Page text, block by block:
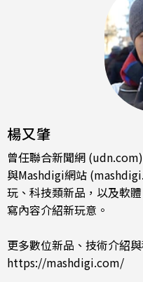
楊又肇
曾任聯合新聞網
與Mashdigi網站
玩、科技類新品，以及軟
寫內容介紹新玩意。
更多數位新品、技術介紹
https://mashdigi.com/